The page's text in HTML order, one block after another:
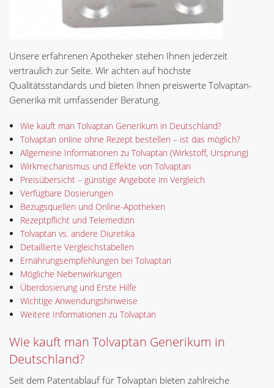
Unsere erfahrenen Apotheker stehen Ihnen jederzeit
vertraulich zur Seite. Wir achten auf höchste
Qualitätsstandards und bieten Ihnen preiswerte Tolvaptan-
Generika mit umfassender Beratung.
Wie kauft man Tolvaptan Generikum in Deutschland?
Tolvaptan online ohne Rezept bestellen – ist das möglich?
Allgemeine Informationen zu Tolvaptan (Wirkstoff, Ursprung)
Wirkmechanismus und Effekte von Tolvaptan
Preisübersicht – günstige Angebote im Vergleich
Verfügbare Dosierungen
Bezugsquellen und Online-Apotheken
Rezeptpflicht und Telemedizin
Tolvaptan vs. andere Diuretika
Detaillierte Vergleichstabellen
Ernährungsempfehlungen bei Tolvaptan
Mögliche Nebenwirkungen
Überdosierung und Erste Hilfe
Wichtige Anwendungshinweise
Weitere Informationen zu Tolvaptan
Wie kauft man Tolvaptan Generikum in
Deutschland?
Seit dem Patentablauf für Tolvaptan bieten zahlreiche